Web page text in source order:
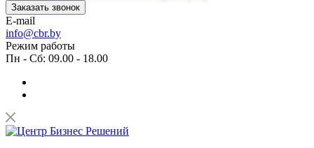
Заказать звонок
E-mail
info@cbr.by
Режим работы
Пн - Сб: 09.00 - 18.00